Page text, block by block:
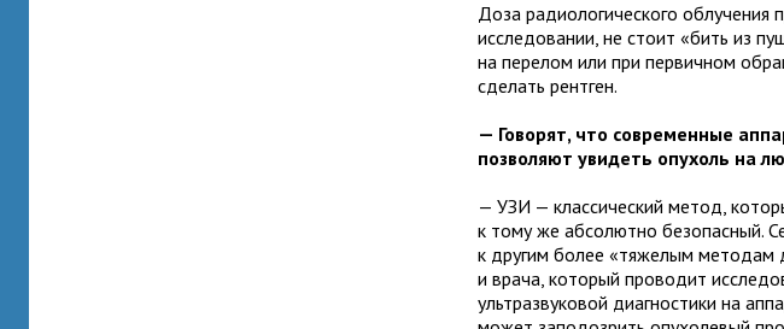
Доза радиологического облучения
исследовании, не стоит «бить из
на перелом или при первичном
сделать рентген.
— Говорят, что современные
позволяют увидеть опухоль на
— УЗИ — классический метод,
к тому же абсолютно безопасный.
к другим более «тяжелым методам
и врача, который проводит
ультразвуковой диагностики на